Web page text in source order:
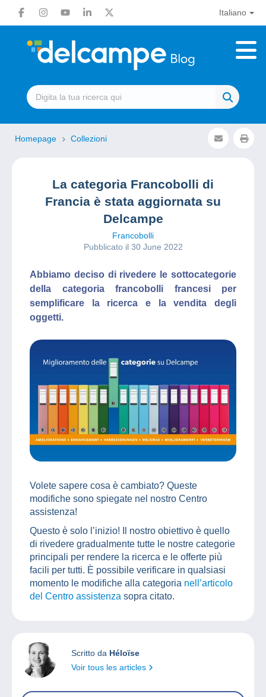
Italiano
Homepage Collezioni
La categoria Francobolli di
Francia è stata aggiornata su
Delcampe
Francobolli
Pubblicato il 30 June 2022
Abbiamo deciso di rivedere le sottocategorie
della categoria francobolli francesi per
semplificare la ricerca e la vendita degli
oggetti.
Volete sapere cosa è cambiato? Queste
modifiche sono spiegate nel nostro Centro
assistenza!
Questo è solo l’inizio! Il nostro obiettivo è quello
di rivedere gradualmente tutte le nostre categorie
principali per rendere la ricerca e le offerte più
facili per tutti. È possibile verificare in qualsiasi
momento le modifiche alla categoria nell’articolo
del Centro assistenza sopra citato.
Scritto da Héloïse
Voir tous les articles